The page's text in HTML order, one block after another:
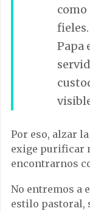
Papa
Por eso, alzar
exige purificar
encontrarnos
No entremos a
estilo pastoral,